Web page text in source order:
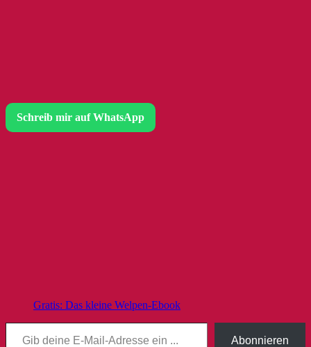
Schreib mir auf WhatsApp
Gratis: Das kleine Welpen-Ebook
Gib deine E-Mail-Adresse ein ...
Abonnieren